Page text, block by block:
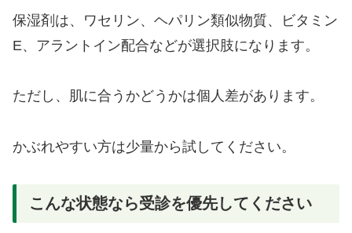
保湿剤は、ワセリン、ヘパリン類似物質、ビタミン
E、アラントイン配合などが選択肢になります。
ただし、肌に合うかどうかは個人差があります。
かぶれやすい方は少量から試してください。
こんな状態なら受診を優先してください